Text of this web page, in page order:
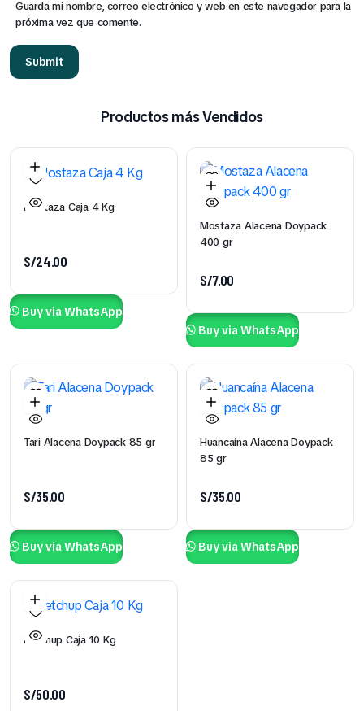
Guarda mi nombre, correo electrónico y web en este navegador para la
próxima vez que comente.
Productos más Vendidos
Mostaza Caja 4 Kg
S/24.00
Buy via WhatsApp
Mostaza Alacena Doypack
400 gr
S/7.00
Buy via WhatsApp
Tari Alacena Doypack 85 gr
S/35.00
Buy via WhatsApp
Huancaína Alacena Doypack
85 gr
S/35.00
Buy via WhatsApp
Ketchup Caja 10 Kg
S/50.00